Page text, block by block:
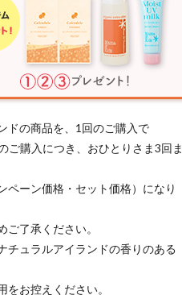
ドの商品を、1回のご購入で
ご購入につき、おひとりさま3回ま
ーン価格・セット価格）になり
了承ください。
ュラルアイランドの香りのある
お控えください。